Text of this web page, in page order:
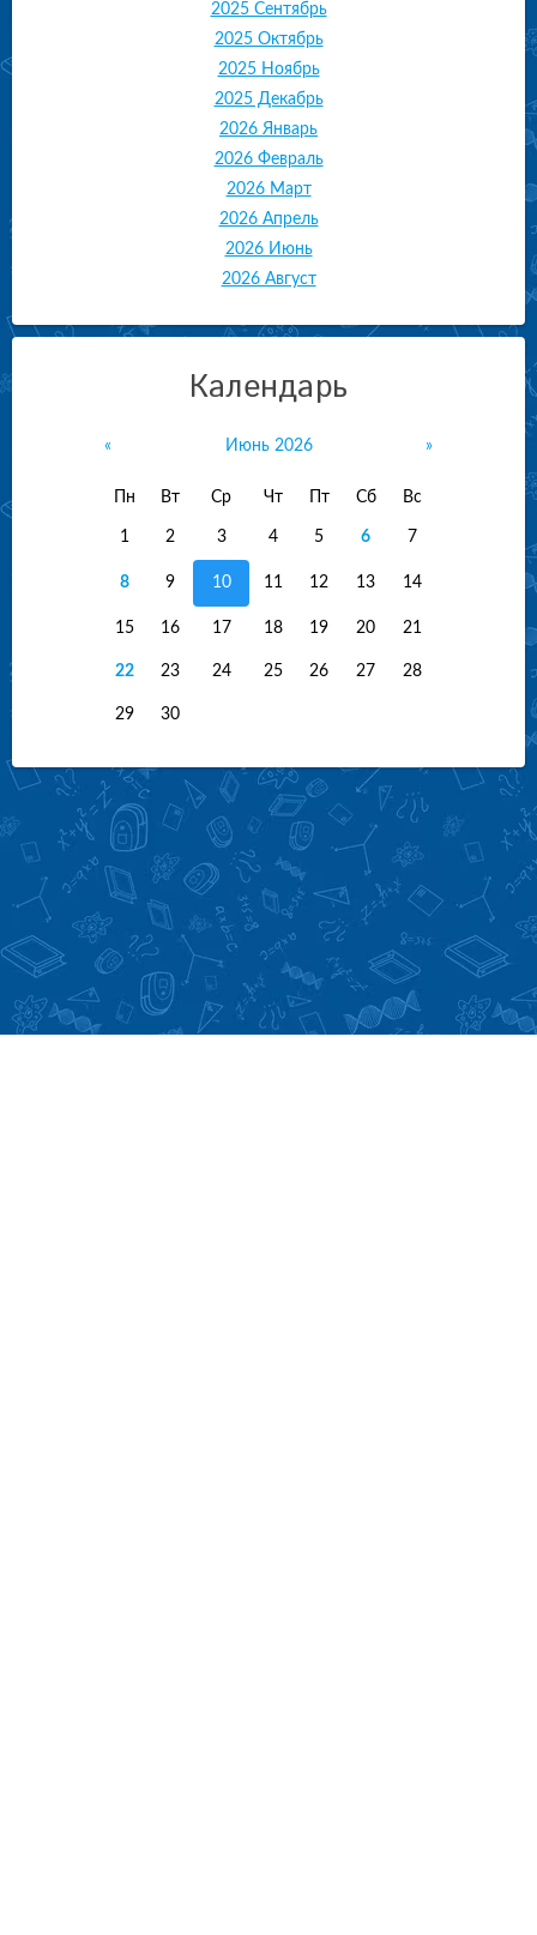
2025 Сентябрь
2025 Октябрь
2025 Ноябрь
2025 Декабрь
2026 Январь
2026 Февраль
2026 Март
2026 Апрель
2026 Июнь
2026 Август
Календарь
« Июнь 2026 »
Пн Вт Ср Чт Пт Сб Вс
1 2 3 4 5 6 7
8 9 10 11 12 13 14
15 16 17 18 19 20 21
22 23 24 25 26 27 28
29 30